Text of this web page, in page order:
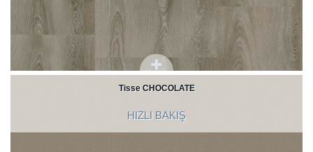
Tisse CHOCOLATE
HIZLI BAKIŞ